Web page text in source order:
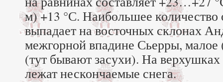
м) +13 °С. Наибольшее
выпадает на восточных склонах
межгорной впадине Сьерры,
(тут бывают засухи). На
лежат нескончаемые снега.